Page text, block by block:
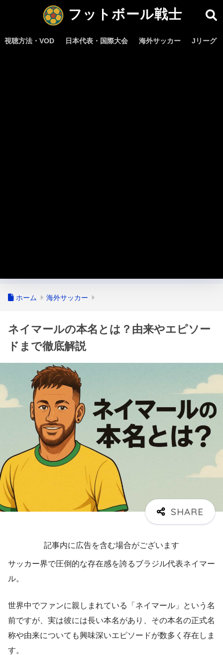
フットボール戦士
視聴方法・VOD 日本代表・国際大会 海外サッカー Jリーグ
ホーム 海外サッカー
ネイマールの本名とは？由来やエピソー
ドまで徹底解説
記事内に広告を含む場合がございます
サッカー界で圧倒的な存在感を誇るブラジル代表ネイマー
ル。
世界中でファンに親しまれている「ネイマール」という名
前ですが、実は彼には長い本名があり、その本名の正式名
称や由来についても興味深いエピソードが数多く存在しま
す。